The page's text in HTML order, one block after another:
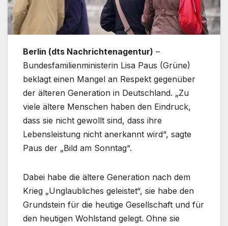
Berlin (dts Nachrichtenagentur) –
Bundesfamilienministerin Lisa Paus (Grüne)
beklagt einen Mangel an Respekt gegenüber
der älteren Generation in Deutschland. „Zu
viele ältere Menschen haben den Eindruck,
dass sie nicht gewollt sind, dass ihre
Lebensleistung nicht anerkannt wird“, sagte
Paus der „Bild am Sonntag“.
Dabei habe die ältere Generation nach dem
Krieg „Unglaubliches geleistet“, sie habe den
Grundstein für die heutige Gesellschaft und für
den heutigen Wohlstand gelegt. Ohne sie